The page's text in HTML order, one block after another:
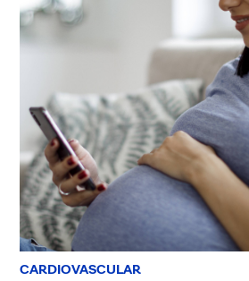
CARDIOVASCULAR